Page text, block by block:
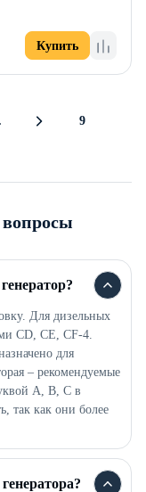
Купить
9
Для дизельных
CD, CE, CF-4.
для
– рекомендуемые
A, B, C в
так как они более